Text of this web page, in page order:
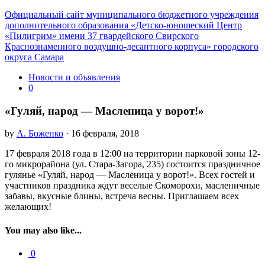
Официальный сайт муниципального бюджетного учреждения
дополнительного образования «Детско-юношеский Центр
«Пилигрим» имени 37 гвардейского Свирского
Краснознаменного воздушно-десантного корпуса» городского
округа Самара
Новости и объявления
0
«Гуляй, народ — Масленица у ворот!»
by А. Боженко · 16 февраля, 2018
17 февраля 2018 года в 12:00 на территории парковой зоны 12-
го микрорайона (ул. Стара-Загора, 235) состоится праздничное
гулянье «Гуляй, народ — Масленица у ворот!». Всех гостей и
участников праздника ждут веселые Скоморохи, масленичные
забавы, вкусные блины, встреча весны. Приглашаем всех
желающих!
You may also like...
0